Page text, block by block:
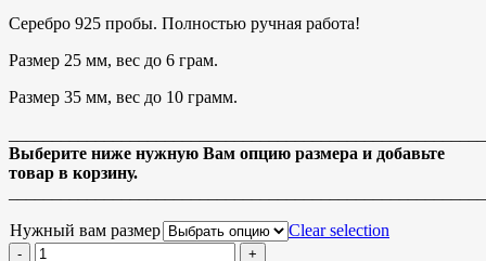
Серебро 925 пробы. Полностью ручная работа!
Размер 25 мм, вес до 6 грам.
Размер 35 мм, вес до 10 грамм.
Выберите ниже нужную Вам опцию размера и добавьте
товар в корзину.
Нужный вам размер Clear selection